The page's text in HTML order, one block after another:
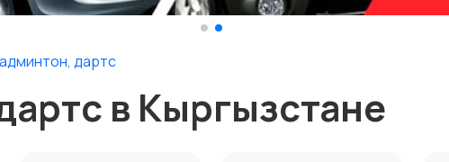
дартс
в Кыргызстане